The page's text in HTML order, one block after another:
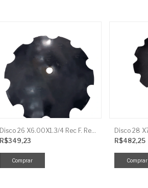
Disco 26 X6.00X1.3/4 Rec F. Red Baldan
R$349,23
R$482,25